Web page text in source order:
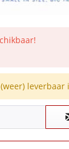
leverbaar